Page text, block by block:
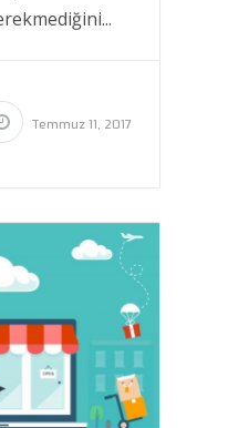
Temmuz 11, 2017